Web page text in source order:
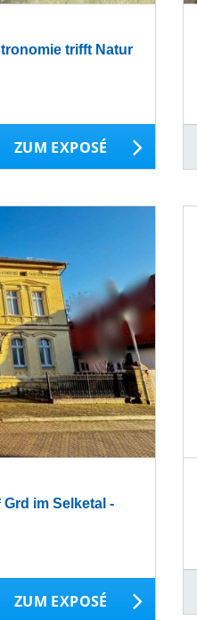
trifft Natur
ZUM EXPOSÉ
Grd im Selketal -
ZUM EXPOSÉ